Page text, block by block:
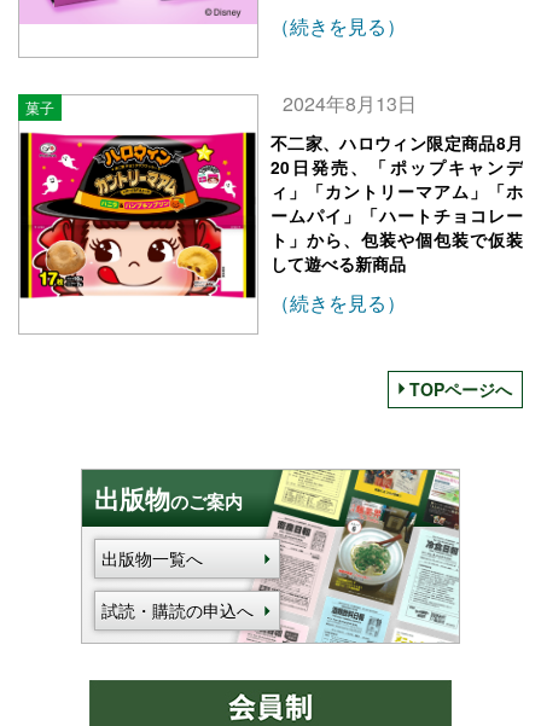
（続きを見る）
菓子 2024年8月13日
不二家、ハロウィン限定商品8月
20日発売、「ポップキャンデ
ィ」「カントリーマアム」「ホ
ームパイ」「ハートチョコレー
ト」から、包装や個包装で仮装
して遊べる新商品
（続きを見る）
TOPページへ
出版物のご案内
出版物一覧へ
試読・購読の申込へ